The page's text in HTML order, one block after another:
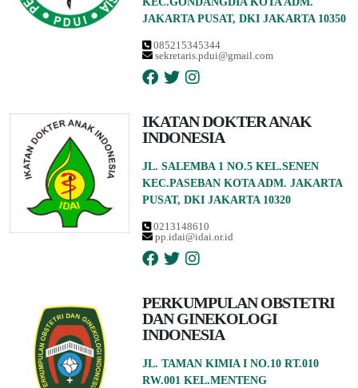
JAKARTA PUSAT, DKI JAKARTA 10350
085215345344
sekretaris.pdui@gmail.com
IKATAN DOKTER ANAK
INDONESIA
JL. SALEMBA 1 NO.5 KEL.SENEN
KEC.PASEBAN KOTA ADM. JAKARTA
PUSAT, DKI JAKARTA 10320
0213148610
pp.idai@idai.or.id
PERKUMPULAN OBSTETRI
DAN GINEKOLOGI
INDONESIA
JL. TAMAN KIMIA I NO.10 RT.010
RW.001 KEL.MENTENG